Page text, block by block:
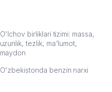
тут у нас уже есть ПВЗ.
Выгодное дело и
спокойное.
O'lchov birliklari tizimi: massa,
uzunlik, tezlik, ma'lumot,
maydon
O'zbekistonda benzin narxi